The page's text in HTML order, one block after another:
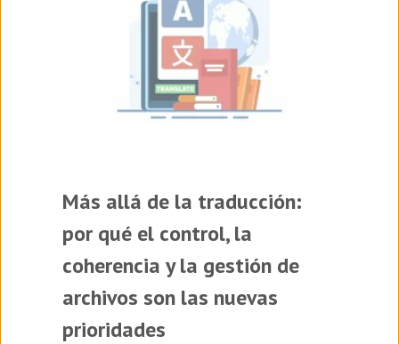
Más allá de la traducción:
por qué el control, la
coherencia y la gestión de
archivos son las nuevas
prioridades